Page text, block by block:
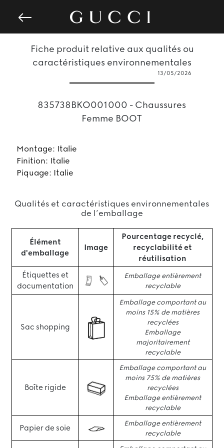
Fiche produit relative aux qualités ou
caractéristiques environnementales
13/05/2026
835738BKO001000 - Chaussures
Femme BOOT
Montage: Italie
Finition: Italie
Piquage: Italie
Qualités et caractéristiques environnementales
de l’emballage
Élément
d'emballage
Image
Pourcentage recyclé,
recyclabilité et
réutilisation
Étiquettes et
documentation
Emballage entièrement
recyclable
Sac shopping
Emballage comportant au
moins 15% de matières
recyclées
Emballage
majoritairement
recyclable
Boîte rigide
Emballage comportant au
moins 75% de matières
recyclées
Emballage entièrement
recyclable
Papier de soie
Emballage entièrement
recyclable